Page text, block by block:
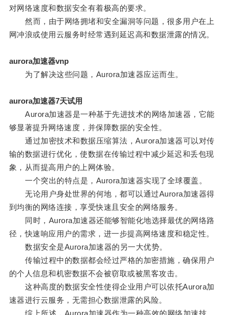
对网络速度和数据安全有着极高的要求。
然而，由于网络拥堵和安全漏洞等问题，很多用户在上
网冲浪或使用云服务时经常遇到延迟高和数据泄露的情况。
aurora加速器vnp
为了解决这些问题，Aurora加速器应运而生。
aurora加速器7天试用
Aurora加速器是一种基于先进技术的网络加速器，它能
够显著提升网络速度，并保障数据的安全性。
通过加密技术和数据压缩算法，Aurora加速器可以对传
输的数据进行优化，使数据在传输过程中减少延迟和丢包现
象，从而提高用户的上网体验。
一个突出的特点是，Aurora加速器实现了全球覆盖。
无论用户身处世界的何地，都可以通过Aurora加速器得
到均衡的网络连接，享受快速且安全的网络服务。
同时，Aurora加速器还能够智能化地选择最优的网络路
径，快速响应用户的需求，进一步提高网络速度和稳定性。
数据安全是Aurora加速器的另一大优势。
传输过程中的数据都会经过严格的加密措施，确保用户
的个人信息和机密数据不会被窃取或被黑客攻击。
这种高度的数据安全性使得企业用户可以依托Aurora加
速器进行云服务，无需担心数据泄露的风险。